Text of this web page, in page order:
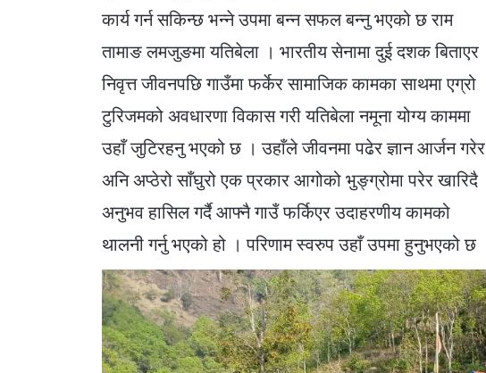
कार्य गर्न सकिन्छ भन्ने उपमा बन्न सफल बन्नु भएको छ राम
तामाङ लमजुङमा यतिबेला । भारतीय सेनामा दुई दशक बिताएर
निवृत्त जीवनपछि गाउँमा फर्केर सामाजिक कामका साथमा एग्रो
टुरिजमको अवधारणा विकास गरी यतिबेला नमूना योग्य काममा
उहाँ जुटिरहनु भएको छ । उहाँले जीवनमा पढेर ज्ञान आर्जन गरेर
अनि अप्ठेरो साँघुरो एक प्रकार आगोको भुङ्ग्रोमा परेर खारिदै
अनुभव हासिल गर्दै आफ्नै गाउँ फर्किएर उदाहरणीय कामको
थालनी गर्नु भएको हो । परिणाम स्वरुप उहाँ उपमा हुनुभएको छ